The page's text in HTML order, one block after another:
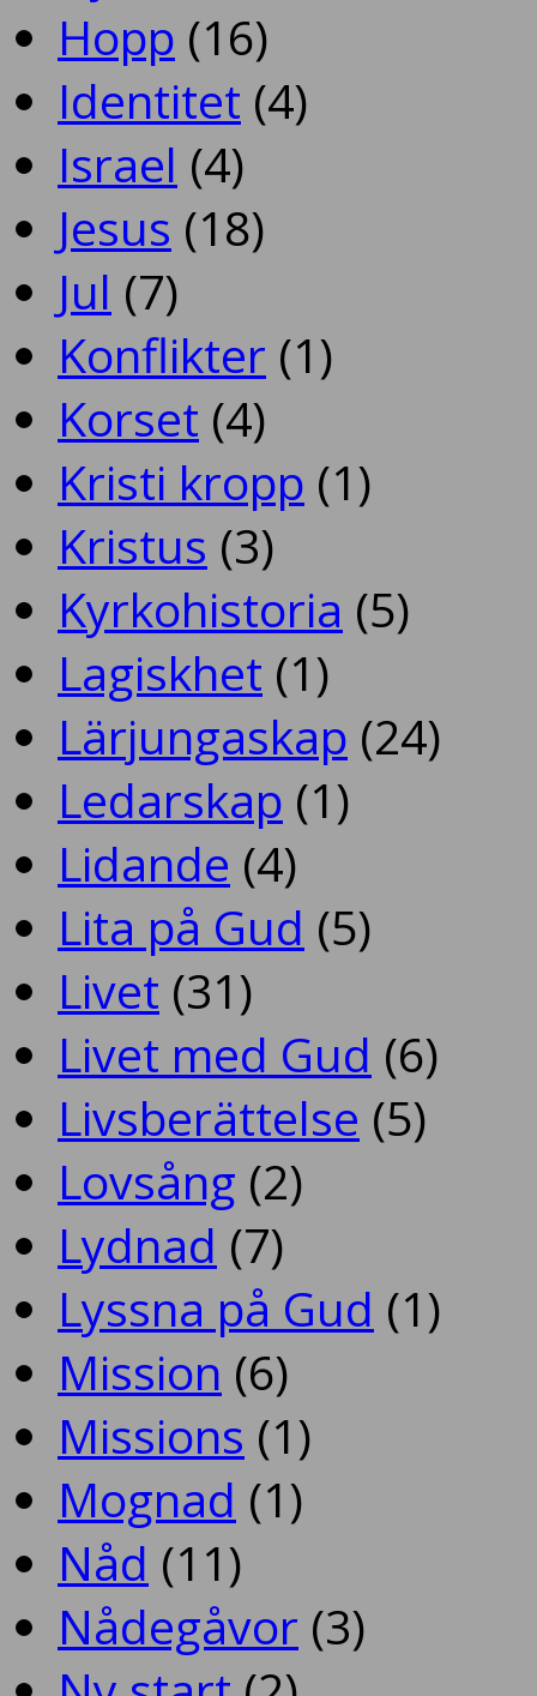
Hopp (16)
Identitet (4)
Israel (4)
Jesus (18)
Jul (7)
Konflikter (1)
Korset (4)
Kristi kropp (1)
Kristus (3)
Kyrkohistoria (5)
Lagiskhet (1)
Lärjungaskap (24)
Ledarskap (1)
Lidande (4)
Lita på Gud (5)
Livet (31)
Livet med Gud (6)
Livsberättelse (5)
Lovsång (2)
Lydnad (7)
Lyssna på Gud (1)
Mission (6)
Missions (1)
Mognad (1)
Nåd (11)
Nådegåvor (3)